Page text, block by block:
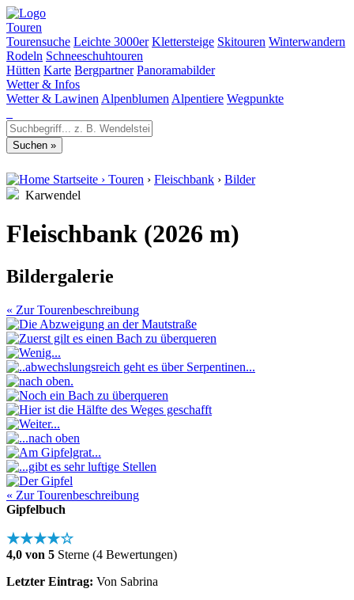
Touren
Tourensuche Leichte 3000er Klettersteige Skitouren Winterwandern
Rodeln Schneeschuhtouren
Hütten Karte Bergpartner Panoramabilder
Wetter & Infos
Wetter & Lawinen Alpenblumen Alpentiere Wegpunkte
Startseite › Touren › Fleischbank › Bilder
Karwendel
Fleischbank (2026 m)
Bildergalerie
« Zur Tourenbeschreibung
« Zur Tourenbeschreibung
Gipfelbuch
★★★★☆
4,0 von 5 Sterne (4 Bewertungen)
Letzter Eintrag: Von Sabrina